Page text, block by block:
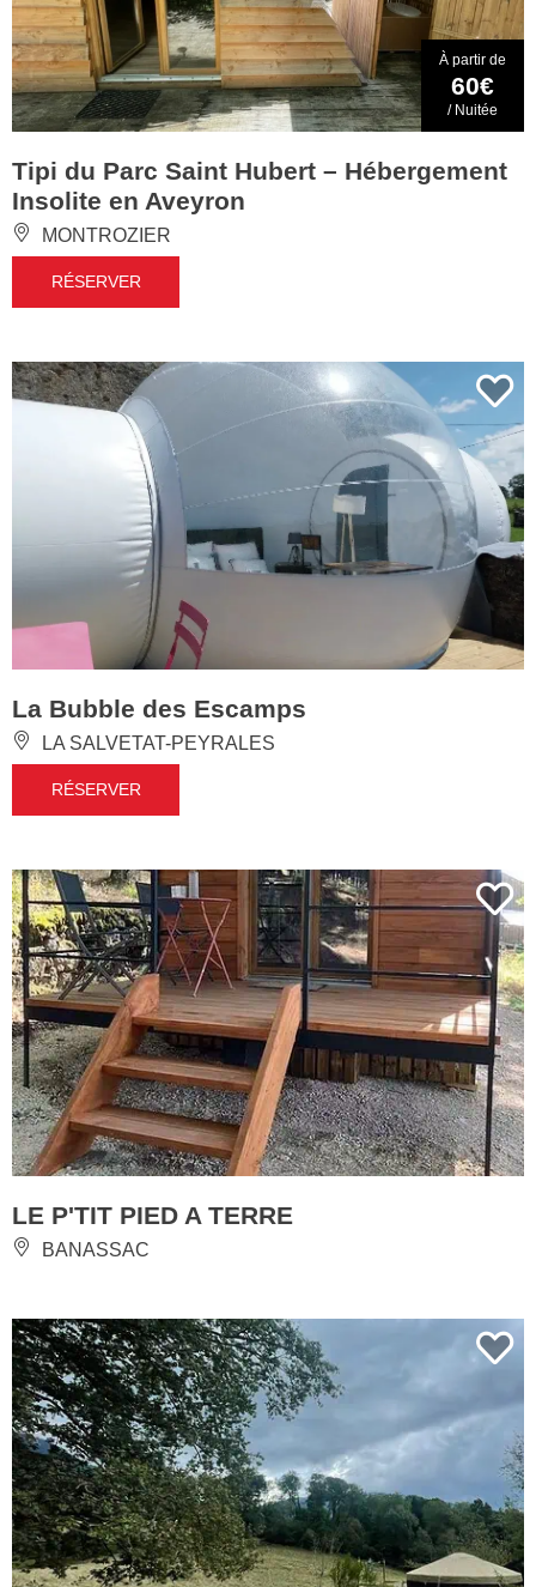
À partir de
60€
/ Nuitée
Tipi du Parc Saint Hubert – Hébergement
Insolite en Aveyron
MONTROZIER
RÉSERVER
La Bubble des Escamps
LA SALVETAT-PEYRALES
RÉSERVER
LE P'TIT PIED A TERRE
BANASSAC